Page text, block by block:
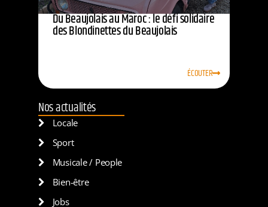
Du Beaujolais au Maroc : le défi solidaire
des Blondinettes du Beaujolais
ÉCOUTER
Nos actualités
Locale
Sport
Musicale / People
Bien-être
Jobs